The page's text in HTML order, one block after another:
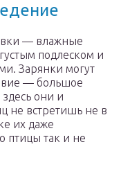
— влажные
подлеском и
Зарянки могут
— большое
они и
не встретишь не в
их даже
птицы так и не